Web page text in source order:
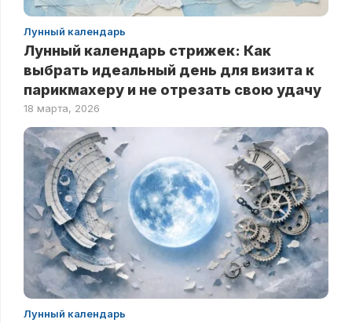
Лунный календарь
Лунный календарь стрижек: Как
выбрать идеальный день для визита к
парикмахеру и не отрезать свою удачу
18 марта, 2026
Лунный календарь